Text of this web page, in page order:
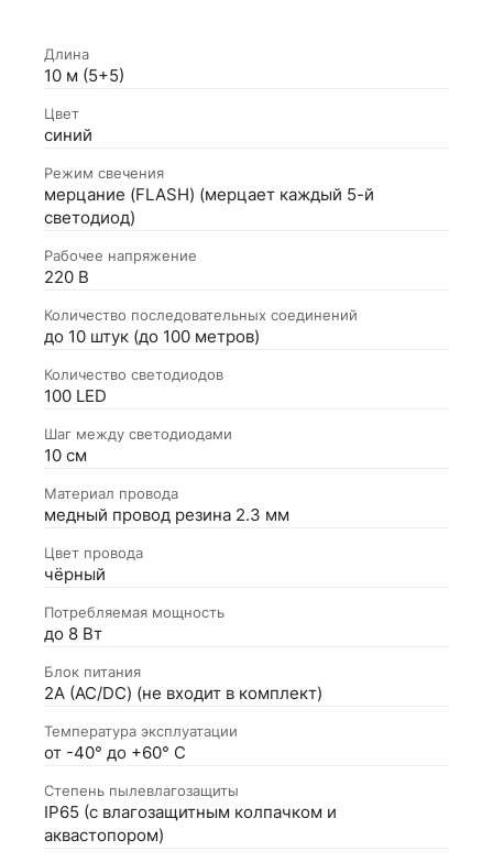
Длина
10 м (5+5)
Цвет
синий
Режим свечения
мерцание (FLASH) (мерцает каждый 5-й
светодиод)
Рабочее напряжение
220 В
Количество последовательных соединений
до 10 штук (до 100 метров)
Количество светодиодов
100 LED
Шаг между светодиодами
10 см
Материал провода
медный провод резина 2.3 мм
Цвет провода
чёрный
Потребляемая мощность
до 8 Вт
Блок питания
2А (АС/DC) (не входит в комплект)
Температура эксплуатации
от -40° до +60° С
Степень пылевлагозащиты
IP65 (с влагозащитным колпачком и
аквастопором)